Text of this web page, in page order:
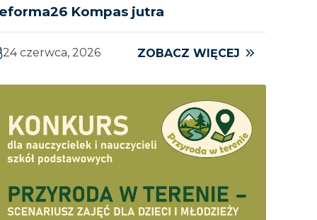
Kompas jutra
24 czerwca, 2026 ZOBACZ WIĘCEJ